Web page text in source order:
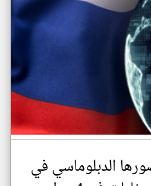
الدبلوماسي في